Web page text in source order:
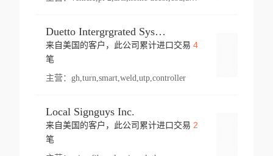
Duetto Intergrgrated Systems Inc.
来自美国的客户，此公司累计进口交易 4
笔
主营： gh,turn,smart,weld,utp,controller
Local Signguys Inc.
来自美国的客户，此公司累计进口交易 2
笔